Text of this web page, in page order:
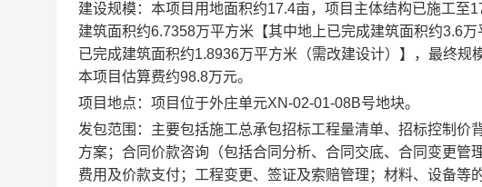
建设规模： 本项目用地面积约17.4亩，项目主体结构已施工至
建筑面积约6.7358万平方米【其中地上已完成建筑面积约3.6
已完成建筑面积约1.8936万平方米（需改建设计）】，最终规
本项目估算费约98.8万元。
项目地点： 项目位于外庄单元XN-02-01-08B号地块。
发包范围： 主要包括施工总承包招标工程量清单、招标控制价
方案；合同价款咨询（包括合同分析、合同交底、合同变更
费用及价款支付；工程变更、签证及索赔管理；材料、设备